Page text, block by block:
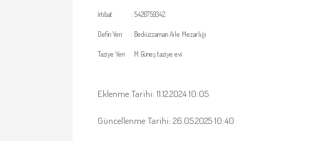
İrtibat :5426759342
Defin Yeri : Bediüzzaman Aile Mezarlığı
Taziye Yeri M.Güneş taziye evi
Eklenme Tarihi: 11.12.2024 10:05
Güncellenme Tarihi: 26.05.2025 10:40